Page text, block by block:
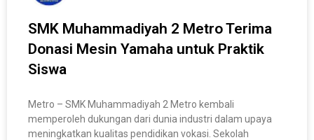
SMK Muhammadiyah 2 Metro Terima
Donasi Mesin Yamaha untuk Praktik
Siswa
Metro – SMK Muhammadiyah 2 Metro kembali
memperoleh dukungan dari dunia industri dalam upaya
meningkatkan kualitas pendidikan vokasi. Sekolah